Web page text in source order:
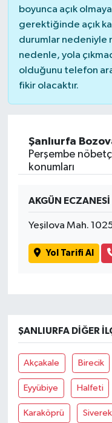
boyunca açık
gerektiğinde açık
durumlar nedeniyle
nedenle, yola
olduğunu telefon
fikir olacaktır.
Şanlıurfa
Perşembe
konumları
AKGÜN ECZANESİ
Yeşilova Mah.
Yol Tarifi Al
ŞANLIURFA DIĞER
Akçakale Birecik
Eyyübiye Halfeti
Karaköprü Siverek